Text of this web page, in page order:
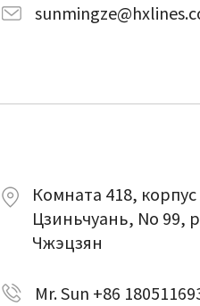
Комната 418,
Цзиньчуань, No 99,
Чжэцзян
Mr. Sun +86